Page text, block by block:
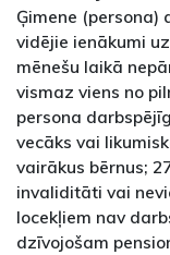
Ģimene
vidējie ienākumi
mēnešu laikā
vismaz viens no
persona
vecāks vai
vairākus bērnus;
invaliditāti vai
locekļiem nav
dzīvojošam